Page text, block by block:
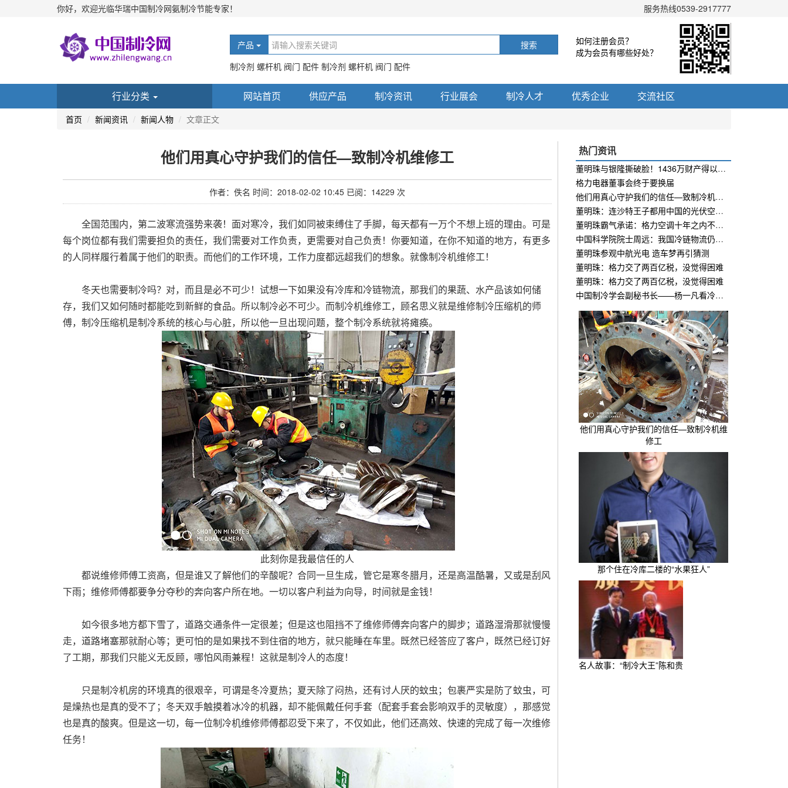
你好，欢迎光临华瑞中国制冷网氨制冷节能专家！ 服务热线0539-2917777
产品
搜索
制冷剂 螺杆机 阀门 配件 制冷剂 螺杆机 阀门 配件
如何注册会员？
成为会员有哪些好处？
行业分类 网站首页 供应产品 制冷资讯 行业展会 制冷人才 优秀企业 交流社区
首页 新闻资讯 新闻人物 文章正文
他们用真心守护我们的信任—致制冷机维修工
作者：佚名 时间：2018-02-02 10:45 已阅：14229 次
全国范围内，第二波寒流强势来袭！面对寒冷，我们如同被束缚住了手脚，每天都有一万个不想上班的理由。可是
每个岗位都有我们需要担负的责任，我们需要对工作负责，更需要对自己负责！你要知道，在你不知道的地方，有更多
的人同样履行着属于他们的职责。而他们的工作环境，工作力度都远超我们的想象。就像制冷机维修工！
冬天也需要制冷吗？对，而且是必不可少！试想一下如果没有冷库和冷链物流，那我们的果蔬、水产品该如何储
存，我们又如何随时都能吃到新鲜的食品。所以制冷必不可少。而制冷机维修工，顾名思义就是维修制冷压缩机的师
傅，制冷压缩机是制冷系统的核心与心脏，所以他一旦出现问题，整个制冷系统就将瘫痪。
此刻你是我最信任的人
都说维修师傅工资高，但是谁又了解他们的辛酸呢？合同一旦生成，管它是寒冬腊月，还是高温酷暑，又或是刮风
下雨；维修师傅都要争分夺秒的奔向客户所在地。一切以客户利益为向导，时间就是金钱！
如今很多地方都下雪了，道路交通条件一定很差；但是这也阻挡不了维修师傅奔向客户的脚步；道路湿滑那就慢慢
走，道路堵塞那就耐心等；更可怕的是如果找不到住宿的地方，就只能睡在车里。既然已经答应了客户，既然已经订好
了工期，那我们只能义无反顾，哪怕风雨兼程！这就是制冷人的态度！
只是制冷机房的环境真的很艰辛，可谓是冬冷夏热；夏天除了闷热，还有讨人厌的蚊虫；包裹严实是防了蚊虫，可
是燥热也是真的受不了；冬天双手触摸着冰冷的机器，却不能佩戴任何手套（配套手套会影响双手的灵敏度），那感觉
也是真的酸爽。但是这一切，每一位制冷机维修师傅都忍受下来了，不仅如此，他们还高效、快速的完成了每一次维修
任务！
热门资讯
董明珠与银隆撕破脸！1436万财产得以保全
格力电器董事会终于要换届
他们用真心守护我们的信任—致制冷机维修工
董明珠：连沙特王子都用中国的光伏空调！
董明珠霸气承诺：格力空调十年之内不坏不修，坏了包换
中国科学院院士周远：我国冷链物流仍面临若干关键问题
董明珠参观中航光电 造车梦再引猜测
董明珠：格力交了两百亿税，没觉得困难
董明珠：格力交了两百亿税，没觉得困难
中国制冷学会副秘书长——杨一凡看冷链困局与新机
他们用真心守护我们的信任—致制冷机维
修工
那个住在冷库二楼的“水果狂人”
名人故事：“制冷大王”陈和贵